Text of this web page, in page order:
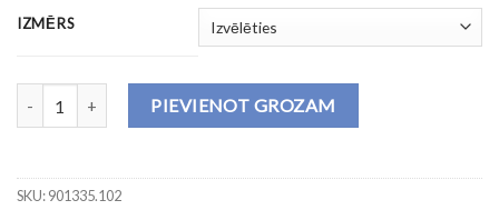
IZMĒRS
Sieviešu krekls ACADEMY IV daudzums
PIEVIENOT GROZAM
SKU:901335.102